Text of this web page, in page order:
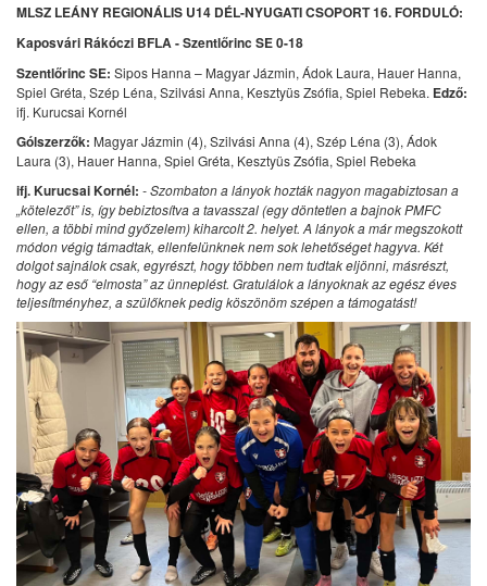
MLSZ LEÁNY REGIONÁLIS U14 DÉL-NYUGATI CSOPORT 16. FORDULÓ:
Kaposvári Rákóczi BFLA - Szentlőrinc SE 0-18
Szentlőrinc SE: Sipos Hanna – Magyar Jázmin, Ádok Laura, Hauer Hanna,
Spiel Gréta, Szép Léna, Szilvási Anna, Kesztyüs Zsófia, Spiel Rebeka. Edző:
ifj. Kurucsai Kornél
Gólszerzők: Magyar Jázmin (4), Szilvási Anna (4), Szép Léna (3), Ádok
Laura (3), Hauer Hanna, Spiel Gréta, Kesztyüs Zsófia, Spiel Rebeka
ifj. Kurucsai Kornél: - Szombaton a lányok hozták nagyon magabiztosan a
„kötelezőt” is, így bebiztosítva a tavasszal (egy döntetlen a bajnok PMFC
ellen, a többi mind győzelem) kiharcolt 2. helyet. A lányok a már megszokott
módon végig támadtak, ellenfelünknek nem sok lehetőséget hagyva. Két
dolgot sajnálok csak, egyrészt, hogy többen nem tudtak eljönni, másrészt,
hogy az eső “elmosta” az ünneplést. Gratulálok a lányoknak az egész éves
teljesítményhez, a szülőknek pedig köszönöm szépen a támogatást!